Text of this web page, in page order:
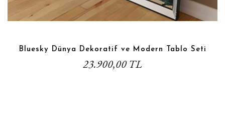
Bluesky Dünya Dekoratif ve Modern Tablo Seti
23.900,00 TL